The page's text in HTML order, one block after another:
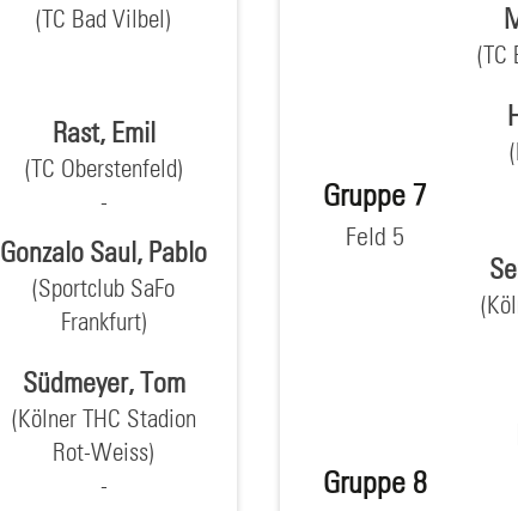
(TC Bad Vilbel)
Rast, Emil
(TC Oberstenfeld)
Gonzalo Saul, Pablo
(Sportclub SaFo
Frankfurt)
Südmeyer, Tom
(Kölner THC Stadion
Rot-Weiss)
(TC
Gruppe 7
Feld 5
Gruppe 8